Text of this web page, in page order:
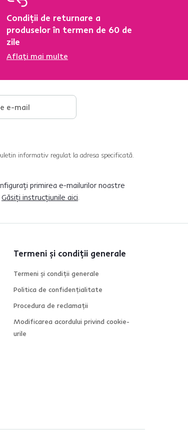
Condiții de returnare a
produselor în termen de 60 de
zile
Aflați mai multe
informativ regulat la adresa specificată.
primirea e-mailurilor noastre
Găsiți instrucțiunile aici.
Termeni și condiții generale
Termeni și condiții generale
Politica de confidențialitate
Procedura de reclamații
Modificarea acordului privind cookie-
urile